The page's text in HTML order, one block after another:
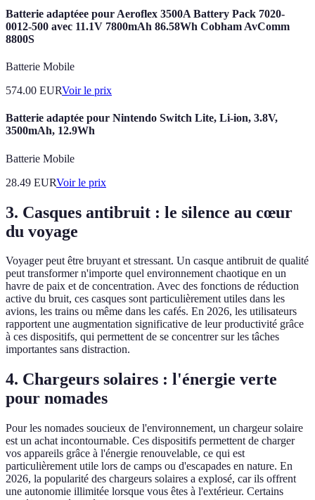
Batterie adaptéee pour Aeroflex 3500A Battery Pack 7020-
0012-500 avec 11.1V 7800mAh 86.58Wh Cobham AvComm
8800S
Batterie Mobile
574.00 EURVoir le prix
Batterie adaptée pour Nintendo Switch Lite, Li-ion, 3.8V,
3500mAh, 12.9Wh
Batterie Mobile
28.49 EURVoir le prix
3. Casques antibruit : le silence au cœur
du voyage
Voyager peut être bruyant et stressant. Un casque antibruit de qualité
peut transformer n'importe quel environnement chaotique en un
havre de paix et de concentration. Avec des fonctions de réduction
active du bruit, ces casques sont particulièrement utiles dans les
avions, les trains ou même dans les cafés. En 2026, les utilisateurs
rapportent une augmentation significative de leur productivité grâce
à ces dispositifs, qui permettent de se concentrer sur les tâches
importantes sans distraction.
4. Chargeurs solaires : l'énergie verte
pour nomades
Pour les nomades soucieux de l'environnement, un chargeur solaire
est un achat incontournable. Ces dispositifs permettent de charger
vos appareils grâce à l'énergie renouvelable, ce qui est
particulièrement utile lors de camps ou d'escapades en nature. En
2026, la popularité des chargeurs solaires a explosé, car ils offrent
une autonomie illimitée lorsque vous êtes à l'extérieur. Certains